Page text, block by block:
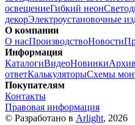
освещениеГибкий неон
декорЭлектроустановочные
О компании
О насПроизводствоНовости
Информация
КаталогиВидеоНовинки
ответКалькуляторыСхемы
Покупателям
Контакты
Правовая информация
© Разработано в Arlight, 2026